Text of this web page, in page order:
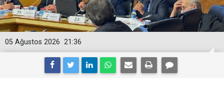
21:36
05 Ağustos 2026